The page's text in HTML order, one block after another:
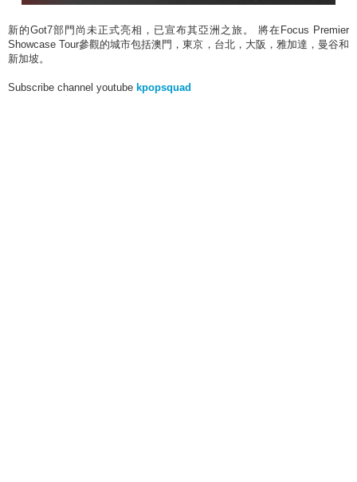
新的Got7部門尚未正式亮相，已宣布其亞洲之旅。 將在Focus Premier
Showcase Tour參觀的城市包括澳門，東京，台北，大阪，雅加達，曼谷和
新加坡。
Subscribe channel youtube kpopsquad